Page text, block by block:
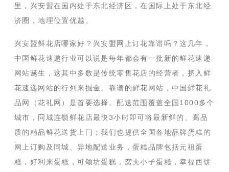
里，兴安盟在国内处于东北经济区，在国际上处于东北经
济圈，地理位置优越。
兴安盟鲜花店哪家好？兴安盟网上订花靠谱吗？这几年，
中国鲜花速递行业可以说是每年都会有一批新的鲜花速递
网站诞生，这其中多数是传统零售花店的经营者，挤入鲜
花速递网站的行列来掘金。靠谱的鲜花网站，中国鲜花礼
品网（花礼网）是首要选择。配送范围覆盖全国1000多个
城市，同城连锁鲜花店最快3小时即可将最新鲜的、高品
质的精品鲜花送货上门；我们也提供全国各地品牌蛋糕的
网上订购及同城、异地配送业务，蛋糕品牌包括元祖蛋
糕，好利来蛋糕，可颂坊蛋糕，窝夫小子蛋糕，幸福西饼